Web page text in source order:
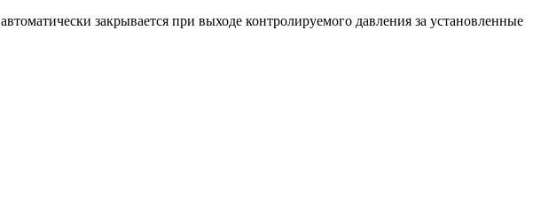
автоматически закрывается при выходе контролируемого давления за установленные